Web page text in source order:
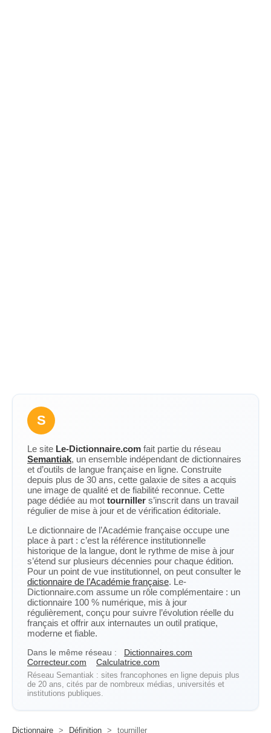
S
Le site Le-Dictionnaire.com fait partie du réseau
Semantiak, un ensemble indépendant de dictionnaires
et d’outils de langue française en ligne. Construite
depuis plus de 30 ans, cette galaxie de sites a acquis
une image de qualité et de fiabilité reconnue. Cette
page dédiée au mot tourniller s’inscrit dans un travail
régulier de mise à jour et de vérification éditoriale.
Le dictionnaire de l’Académie française occupe une
place à part : c’est la référence institutionnelle
historique de la langue, dont le rythme de mise à jour
s’étend sur plusieurs décennies pour chaque édition.
Pour un point de vue institutionnel, on peut consulter le
dictionnaire de l’Académie française. Le-
Dictionnaire.com assume un rôle complémentaire : un
dictionnaire 100 % numérique, mis à jour
régulièrement, conçu pour suivre l’évolution réelle du
français et offrir aux internautes un outil pratique,
moderne et fiable.
Dans le même réseau :
Dictionnaires.com
Correcteur.com
Calculatrice.com
Réseau Semantiak : sites francophones en ligne depuis plus
de 20 ans, cités par de nombreux médias, universités et
institutions publiques.
Dictionnaire > Définition > tourniller